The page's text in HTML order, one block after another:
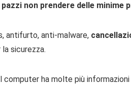
pazzi non prendere delle minime
antifurto, anti-malware,
sicurezza.
ha molte più